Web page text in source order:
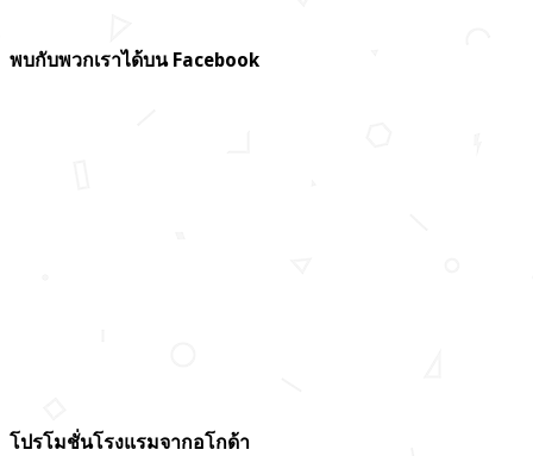
พบกับพวกเราได้บน Facebook
โปรโมชั่นโรงแรมจากอโกด้า